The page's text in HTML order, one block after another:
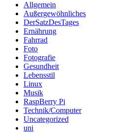
Allgemein
Außergewöhnliches
DerSatzDesTages
Ernährung
Fahrrad
Foto
Fotografie
Gesundheit
Lebensstil
Linux
Musik
RaspBerry Pi
Technik/Computer
Uncategorized
uni